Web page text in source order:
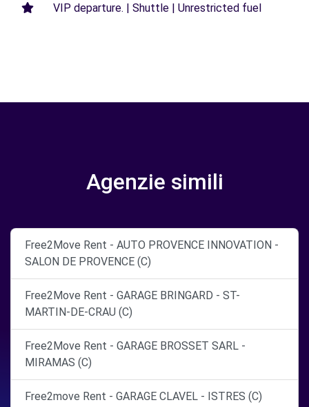
VIP departure. | Shuttle | Unrestricted fuel
Agenzie simili
Free2Move Rent - AUTO PROVENCE INNOVATION -
SALON DE PROVENCE (C)
Free2Move Rent - GARAGE BRINGARD - ST-
MARTIN-DE-CRAU (C)
Free2Move Rent - GARAGE BROSSET SARL -
MIRAMAS (C)
Free2move Rent - GARAGE CLAVEL - ISTRES (C)